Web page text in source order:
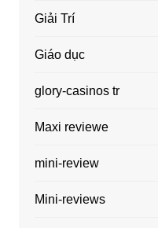
Giải Trí
Giáo dục
glory-casinos tr
Maxi reviewe
mini-review
Mini-reviews